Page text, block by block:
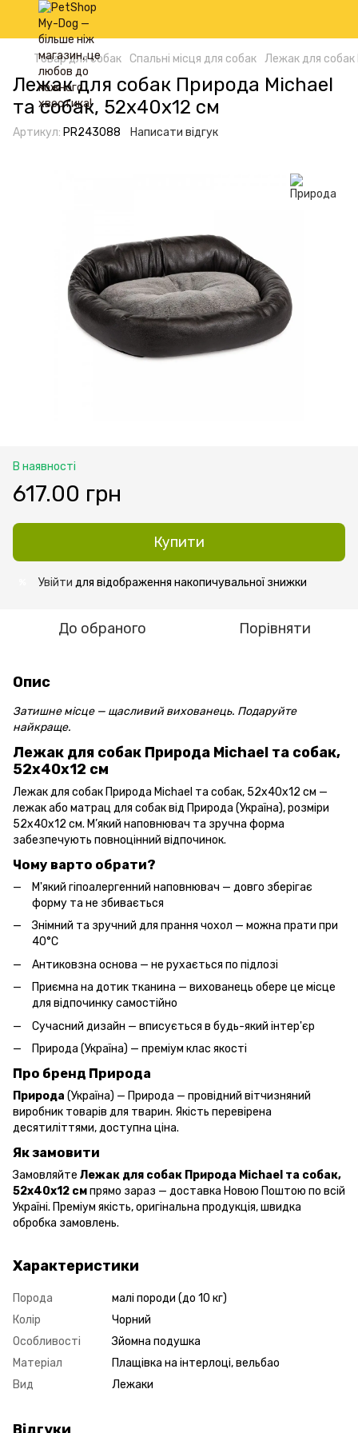
Товар для собак Спальні місця для собак Лежак для собак
Лежак для собак Природа Michael
та собак, 52х40х12 см
Артикул: PR243088 Написати відгук
В наявності
617.00 грн
Купити
Увійти для відображення накопичувальної знижки
До обраного Порівняти
Опис
Затишне місце — щасливий вихованець. Подаруйте
найкраще.
Лежак для собак Природа Michael та собак,
52х40х12 см
Лежак для собак Природа Michael та собак, 52х40х12 см —
лежак або матрац для собак від Природа (Україна), розміри
52х40х12 см. М’який наповнювач та зручна форма
забезпечують повноцінний відпочинок.
Чому варто обрати?
М'який гіпоалергенний наповнювач — довго зберігає
форму та не збивається
Знімний та зручний для прання чохол — можна прати при
40°C
Антиковзна основа — не рухається по підлозі
Приємна на дотик тканина — вихованець обере це місце
для відпочинку самостійно
Сучасний дизайн — вписується в будь-який інтер'єр
Природа (Україна) — преміум клас якості
Про бренд Природа
Природа (Україна) — Природа — провідний вітчизняний
виробник товарів для тварин. Якість перевірена
десятиліттями, доступна ціна.
Як замовити
Замовляйте Лежак для собак Природа Michael та собак,
52х40х12 смпрямо зараз — доставка Новою Поштою по всій
Україні. Преміум якість, оригінальна продукція, швидка
обробка замовлень.
Характеристики
Порода
малі породи (до 10 кг)
Колір
Чорний
Особливості
Зйомна подушка
Матеріал
Плащівка на інтерлоці, вельбао
Вид
Лежаки
Відгуки